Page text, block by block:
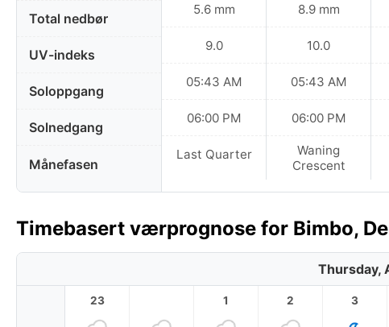
Total nedbør
UV-indeks
Soloppgang
Solnedgang
Månefasen
5.6 mm
9.0
05:43 AM
06:00 PM
Last Quarter
8.9 mm
10.0
05:43 AM
06:00 PM
Waning
Crescent
Timebasert værprognose for Bimbo,
Thursday,
23 1 2 3